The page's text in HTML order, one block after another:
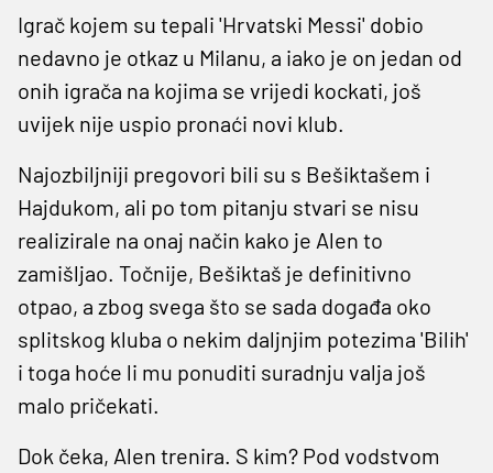
Igrač kojem su tepali 'Hrvatski Messi' dobio
nedavno je otkaz u Milanu, a iako je on jedan od
onih igrača na kojima se vrijedi kockati, još
uvijek nije uspio pronaći novi klub.
Najozbiljniji pregovori bili su s Bešiktašem i
Hajdukom, ali po tom pitanju stvari se nisu
realizirale na onaj način kako je Alen to
zamišljao. Točnije, Bešiktaš je definitivno
otpao, a zbog svega što se sada događa oko
splitskog kluba o nekim daljnjim potezima 'Bilih'
i toga hoće li mu ponuditi suradnju valja još
malo pričekati.
Dok čeka, Alen trenira. S kim? Pod vodstvom